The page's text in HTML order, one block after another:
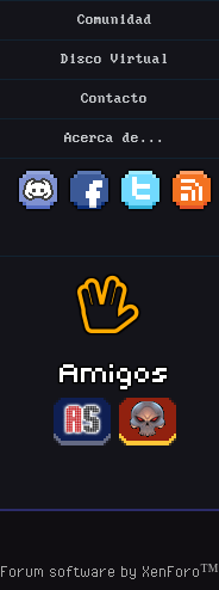
Comunidad
Disco Virtual
Contacto
Acerca de...
Amigos
Forum software by XenForo™